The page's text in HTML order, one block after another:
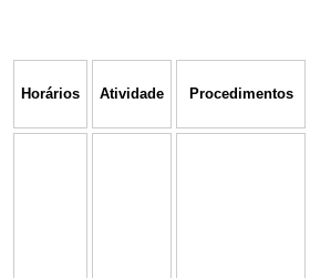
Horários Atividade Procedimentos